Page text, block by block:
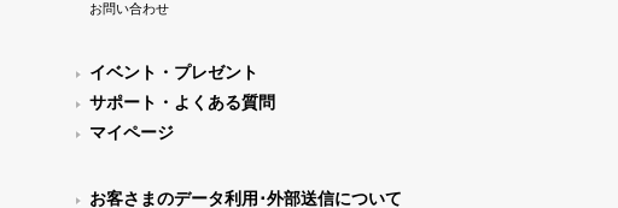
お問い合わせ
イベント・プレゼント
サポート・よくある質問
マイページ
お客さまのデータ利用･外部送信について